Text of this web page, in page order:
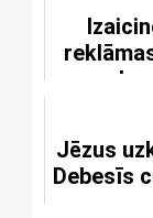
uz
Jēzus
Debesīs